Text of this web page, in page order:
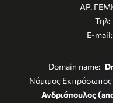
ΑΡ.
Τηλ:
E-mail:
Domain name:
Νόμιμος
Ανδριόπουλος